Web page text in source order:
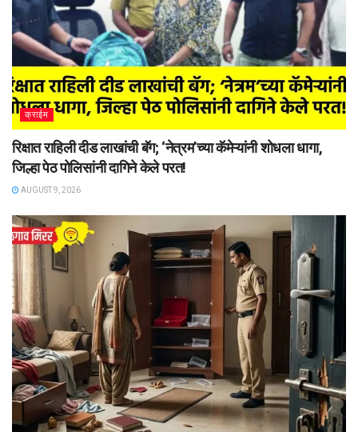
क्राईम
रिक्षात राहिली दीड लाखांची बॅग; ‘नेत्रम’च्या कॅमेऱ्यांनी शोधला धागा,
जिल्हा पेठ पोलिसांनी दागिने केले परत!
AUGUST 9, 2026